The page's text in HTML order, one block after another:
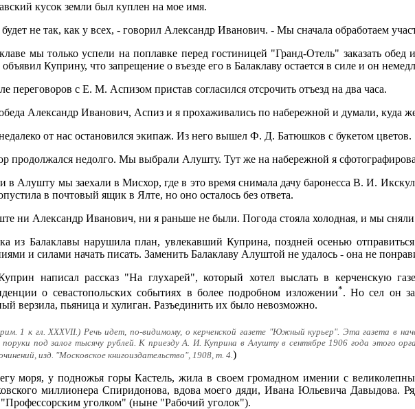
кусок земли был куплен на мое имя.
не так, как у всех, - говорил Александр Иванович. - Мы сначала обработаем
мы только успели на поплавке перед гостиницей "Гранд-Отель" заказать
Куприну, что запрещение о въезде его в Балаклаву остается в силе и он
переговоров с Е. М. Аспизом пристав согласился отсрочить отъезд на два часа.
Александр Иванович, Аспиз и я прохаживались по набережной и думали, куда
от нас остановился экипаж. Из него вышел Ф. Д. Батюшков с букетом цветов.
продолжался недолго. Мы выбрали Алушту. Тут же на набережной я
в Алушту мы заехали в Мисхор, где в это время снимала дачу баронесса В. И.
в почтовый ящик в Ялте, но оно осталось без ответа.
ни Александр Иванович, ни я раньше не были. Погода стояла холодная, и мы
из Балаклавы нарушила план, увлекавший Куприна, поздней осенью
и силами начать писать. Заменить Балаклаву Алуштой не удалось - она не
написал рассказ "На глухарей", который хотел выслать в керченскую
о севастопольских событиях в более подробном изложении*. Но сел он за
верзила, пьяница и хулиган. Разъединить их было невозможно.
1 к гл. XXXVII.) Речь идет, по-видимому, о керченской газете "Южный курьер". Эта газета в
под залог тысячу рублей. К приезду А. И. Куприна в Алушту в сентябре 1906 года этого
изд. "Московское книгоиздательство", 1908, т. 4. )
моря, у подножья горы Кастель, жила в своем громадном имении с
миллионера Спиридонова, вдова моего дяди, Ивана Юльевича Давыдова.
уголком" (ныне "Рабочий уголок").